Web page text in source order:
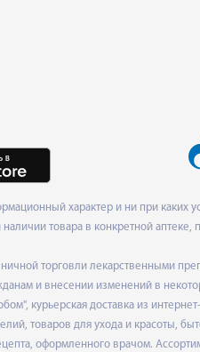
характер и ни при каких
товара в конкретной аптеке,
торговли лекарственными
и внесении изменений в
курьерская доставка из
товаров для ухода и красоты,
оформленного врачом.